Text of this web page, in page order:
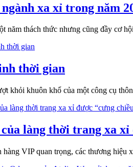
xa xỉ trong năm
năm thách thức nhưng cũng đầy cơ
thời gian
khỏi khuôn khổ của một công cụ
làng thời trang xa xỉ
VIP quan trọng, các thương hiệu